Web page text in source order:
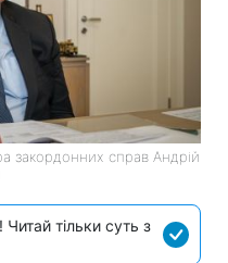
закордонних справ Андрій
тільки суть з